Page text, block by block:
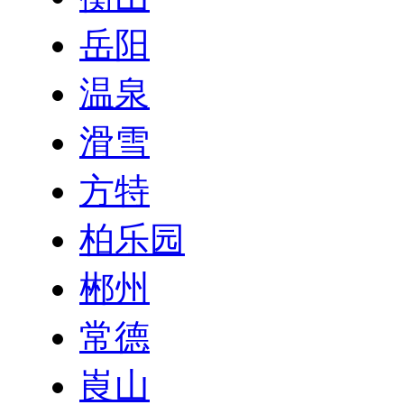
岳阳
温泉
滑雪
方特
柏乐园
郴州
常德
崀山